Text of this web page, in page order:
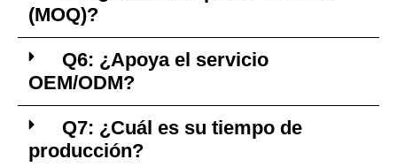
(MOQ)?
Q6: ¿Apoya el servicio
OEM/ODM?
Q7: ¿Cuál es su tiempo de
producción?